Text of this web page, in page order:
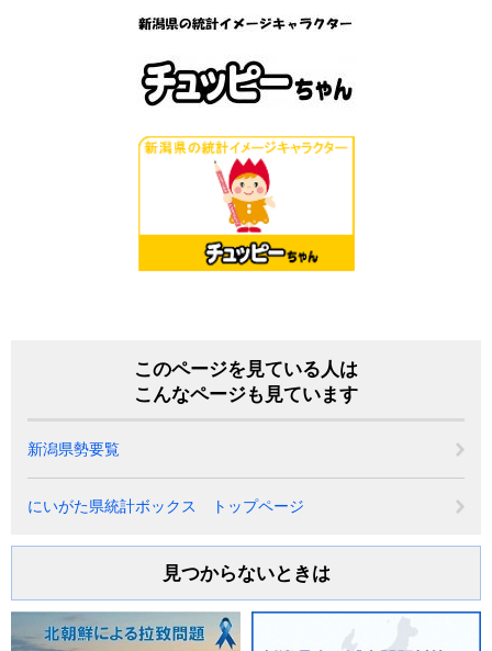
このページを見ている人は
こんなページも見ています
新潟県勢要覧
にいがた県統計ボックス トップページ
見つからないときは